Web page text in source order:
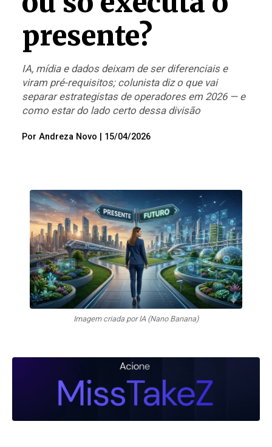
presente?
IA, mídia e dados deixam de ser diferenciais e
viram pré-requisitos; colunista diz o que vai
separar estrategistas de operadores em 2026 — e
como estar do lado certo dessa divisão
Por Andreza Novo 15/04/2026
Imagem criada por IA (Nano Banana)